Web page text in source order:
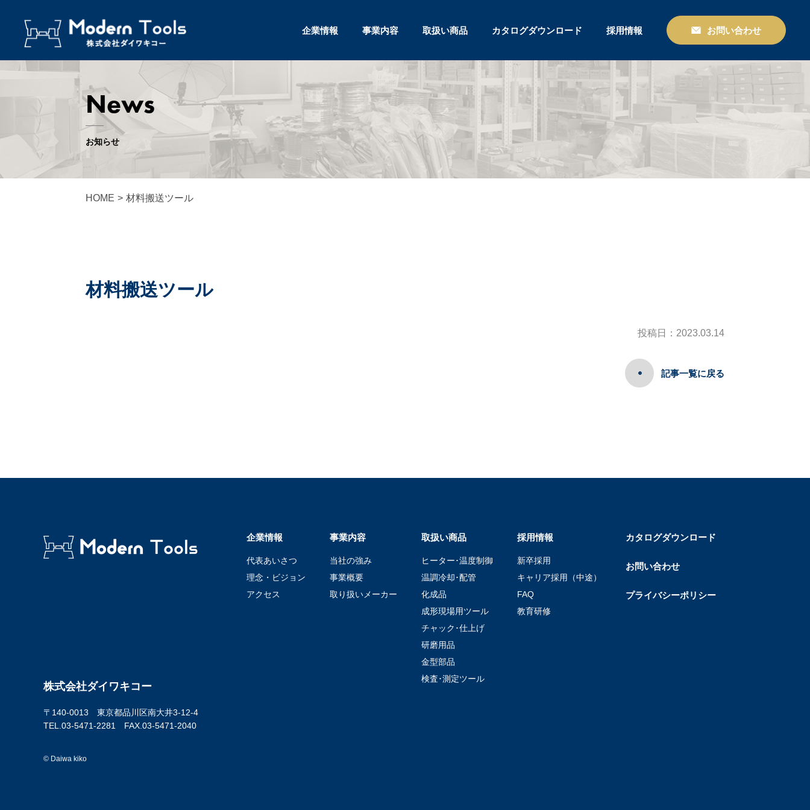
企業情報 事業内容 取扱い商品 カタログダウンロード 採用情報 お問い合わせ
News
お知らせ
HOME > 材料搬送ツール
材料搬送ツール
投稿日：2023.03.14
記事一覧に戻る
株式会社ダイワキコー
〒140-0013 東京都品川区南大井3-12-4
TEL.03-5471-2281 FAX.03-5471-2040
© Daiwa kiko
企業情報
代表あいさつ
理念・ビジョン
アクセス
事業内容
当社の強み
事業概要
取り扱いメーカー
取扱い商品
ヒーター･温度制御
温調冷却･配管
化成品
成形現場用ツール
チャック･仕上げ
研磨用品
金型部品
検査･測定ツール
採用情報
新卒採用
キャリア採用（中途）
FAQ
教育研修
カタログダウンロード
お問い合わせ
プライバシーポリシー